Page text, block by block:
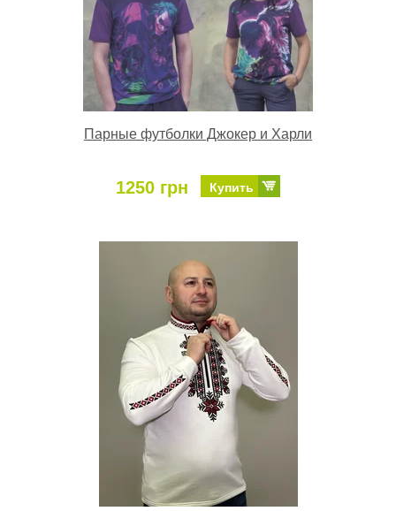
Парные футболки Джокер и Харли
1250 грн Купить